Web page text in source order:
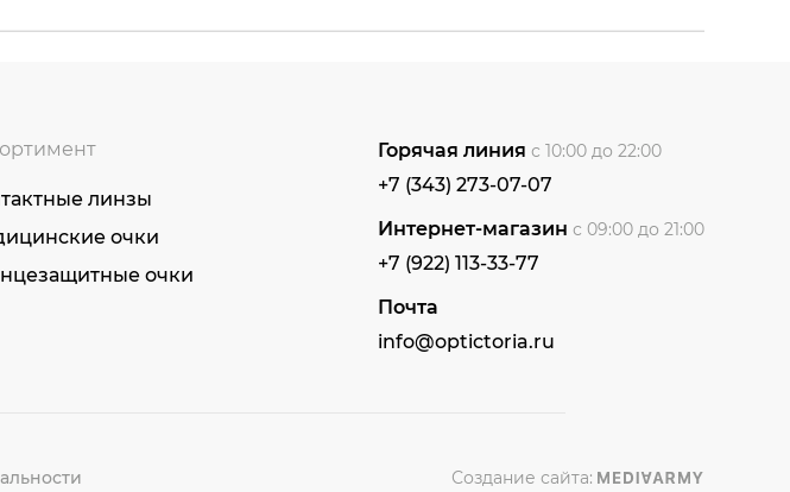
линзы
очки
очки
Горячая линия с 10:00 до 22:00
+7 (343) 273-07-07
Интернет-магазин с 09:00 до 21:00
+7 (922) 113-33-77
Почта
info@optictoria.ru
Создание сайта: